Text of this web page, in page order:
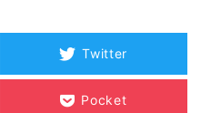
Twitter
Pocket